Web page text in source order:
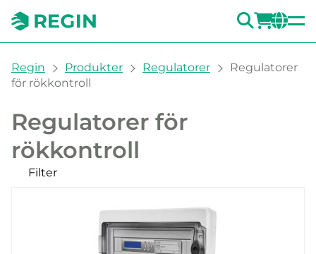
SÖK
You are here:
Regin Produkter Regulatorer
Regulatorer
för rökkontroll
Regulatorer för
rökkontroll
Filter
SCS-M2, Master
SCS-S2, spjällmodul